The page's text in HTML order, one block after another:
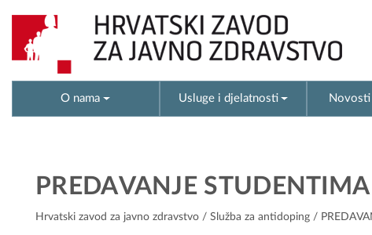
O nama Usluge i djelatnosti Novosti
PREDAVANJE
Hrvatski zavod za javno zdravstvo / Služba za antidoping /